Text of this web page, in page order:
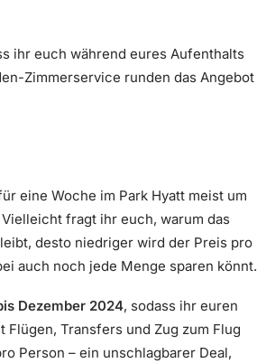
ihr euch während eures Aufenthalts
Zimmerservice runden das Angebot
eine Woche im Park Hyatt meist um
fragt ihr euch, warum das
desto niedriger wird der Preis pro
auch noch jede Menge sparen könnt.
Dezember 2024, sodass ihr euren
Flügen, Transfers und Zug zum Flug
Person – ein unschlagbarer Deal,